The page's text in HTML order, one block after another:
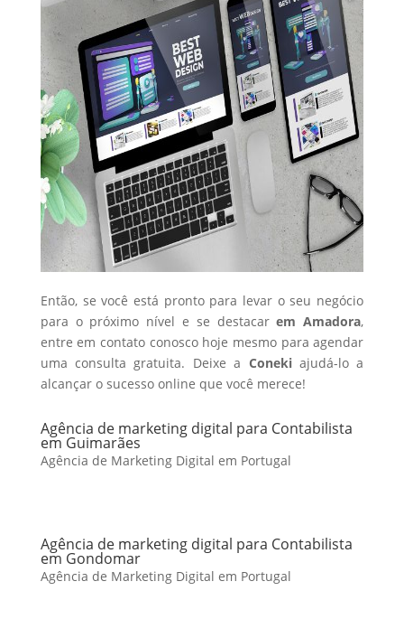
Então, se você está pronto para levar o seu negócio
para o próximo nível e se destacarem Amadora,
entre em contato conosco hoje mesmo para agendar
uma consulta gratuita. Deixe a Conekiajudá-lo a
alcançar o sucesso online que você merece!
Agência de marketing digital para Contabilista
em Guimarães
Agência de Marketing Digital em Portugal
Agência de marketing digital para Contabilista
em Gondomar
Agência de Marketing Digital em Portugal